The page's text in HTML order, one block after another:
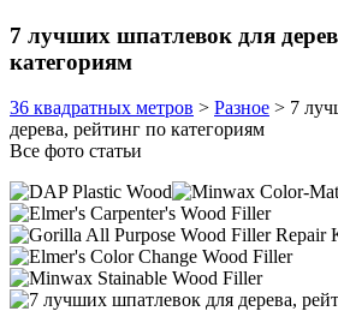
7 лучших шпатлевок для
категориям
36 квадратных метров > Разное > 7
дерева, рейтинг по категориям
Все фото статьи